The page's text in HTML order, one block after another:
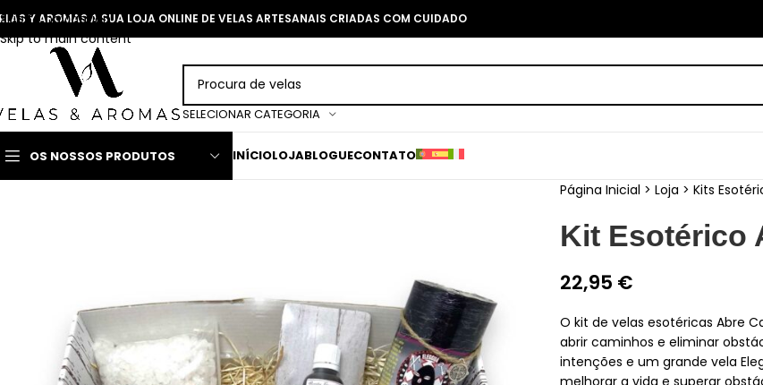
Skip to navigation
Skip to main content
Y AROMAS A SUA LOJA ONLINE DE VELAS ARTESANAIS CRIADAS COM CUIDADO
SELECIONAR CATEGORIA
OS NOSSOS PRODUTOS INÍCIOLOJABLOGUECONTATO
Página Inicial > Loja > Kits
Kit Esotérico
22,95 €
O kit de velas esotéricas Abre
abrir caminhos e eliminar
intenções e um grande vela
melhorar a vida e superar